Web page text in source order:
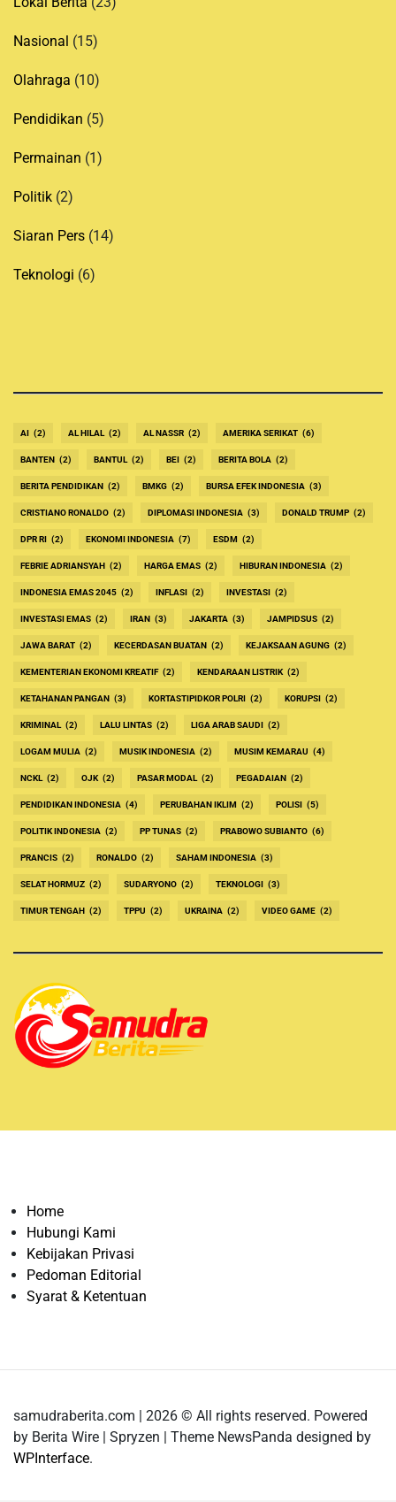
Nasional (15)
Olahraga (10)
Pendidikan (5)
Permainan (1)
Politik (2)
Siaran Pers (14)
Teknologi (6)
AI (2) AL HILAL (2) AL NASSR (2) AMERIKA SERIKAT (6)
BANTEN (2) BANTUL (2) BEI (2) BERITA BOLA (2)
BERITA PENDIDIKAN (2) BMKG (2) BURSA EFEK INDONESIA (3)
CRISTIANO RONALDO (2) DIPLOMASI INDONESIA (3) DONALD TRUMP (2)
DPR RI (2) EKONOMI INDONESIA (7) ESDM (2)
FEBRIE ADRIANSYAH (2) HARGA EMAS (2) HIBURAN INDONESIA (2)
INDONESIA EMAS 2045 (2) INFLASI (2) INVESTASI (2)
INVESTASI EMAS (2) IRAN (3) JAKARTA (3) JAMPIDSUS (2)
JAWA BARAT (2) KECERDASAN BUATAN (2) KEJAKSAAN AGUNG (2)
KEMENTERIAN EKONOMI KREATIF (2) KENDARAAN LISTRIK (2)
KETAHANAN PANGAN (3) KORTASTIPIDKOR POLRI (2) KORUPSI (2)
KRIMINAL (2) LALU LINTAS (2) LIGA ARAB SAUDI (2)
LOGAM MULIA (2) MUSIK INDONESIA (2) MUSIM KEMARAU (4)
NCKL (2) OJK (2) PASAR MODAL (2) PEGADAIAN (2)
PENDIDIKAN INDONESIA (4) PERUBAHAN IKLIM (2) POLISI (5)
POLITIK INDONESIA (2) PP TUNAS (2) PRABOWO SUBIANTO (6)
PRANCIS (2) RONALDO (2) SAHAM INDONESIA (3)
SELAT HORMUZ (2) SUDARYONO (2) TEKNOLOGI (3)
TIMUR TENGAH (2) TPPU (2) UKRAINA (2) VIDEO GAME (2)
Home
Hubungi Kami
Kebijakan Privasi
Pedoman Editorial
Syarat & Ketentuan
samudraberita.com | 2026 © All rights reserved. Powered
by Berita Wire | Spryzen | Theme NewsPanda designed by
WPInterface.